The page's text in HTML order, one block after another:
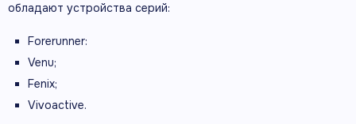
обладают устройства серий:
Forerunner:
Venu;
Fenix;
Vivoactive.